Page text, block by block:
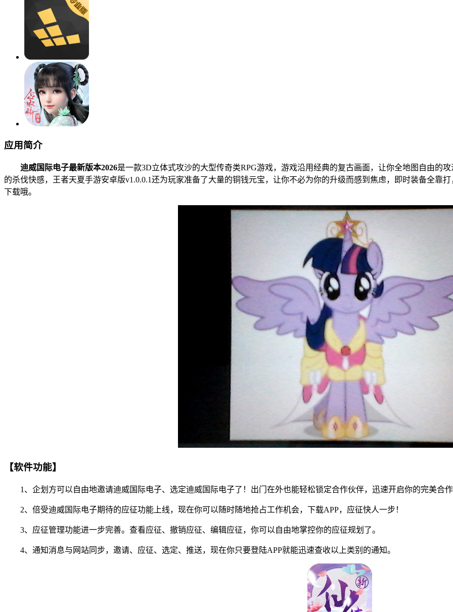
应用简介
迪威国际电子最新版本2026是一款3D立体式攻沙的大型传奇类RPG游戏，游戏沿用经典的复古画面，让你全地图自由的
的杀伐快感，王者天夏手游安卓版v1.0.0.1还为玩家准备了大量的铜钱元宝，让你不必为你的升级而感到焦虑，即时装备全靠
下载哦。
【软件功能】
1、企划方可以自由地邀请迪威国际电子、选定迪威国际电子了！出门在外也能轻松锁定合作伙伴，迅速开启你的完美合
2、倍受迪威国际电子期待的应征功能上线，现在你可以随时随地抢占工作机会，下载APP，应征快人一步！
3、应征管理功能进一步完善。查看应征、撤销应征、编辑应征，你可以自由地掌控你的应征规划了。
4、通知消息与网站同步，邀请、应征、选定、推送，现在你只要登陆APP就能迅速查收以上类别的通知。